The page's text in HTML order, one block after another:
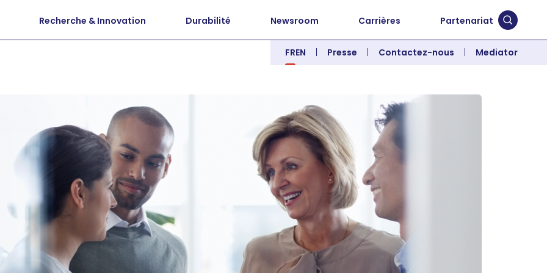
Recherche & Innovation Durabilité Newsroom Carrières Partenariat
FREN Presse Contactez-nous Mediator